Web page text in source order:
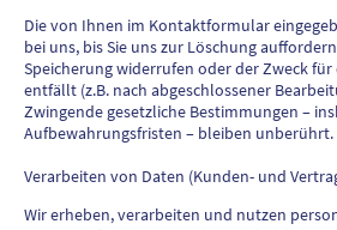
Die von Ihnen im Kontaktformular
bei uns, bis Sie uns zur Löschung
Speicherung widerrufen oder der Zweck
entfällt (z.B. nach abgeschlossener
Zwingende gesetzliche Bestimmungen –
Aufbewahrungsfristen – bleiben unberührt.
Verarbeiten von Daten (Kunden- und
Wir erheben, verarbeiten und nutzen